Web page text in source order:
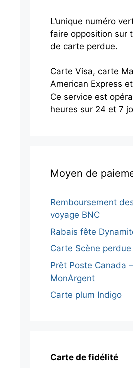
L’unique numéro
faire opposition sur
de carte perdue.
Carte Visa, carte
American Express
Ce service est
heures sur 24 et 7
Moyen de
Remboursement
voyage BNC
Rabais fête
Carte Scène perdue
Prêt Poste Canada
MonArgent
Carte plum Indigo
Carte de fidélité